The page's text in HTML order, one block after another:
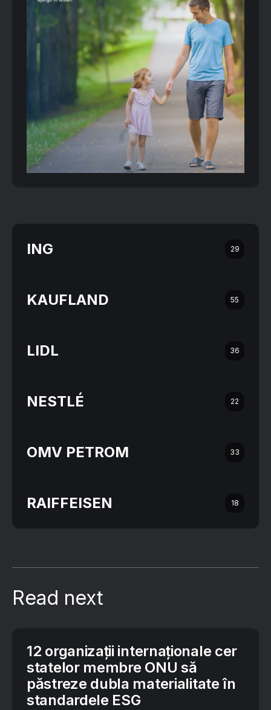
ING 29
KAUFLAND 55
LIDL 36
NESTLÉ 22
OMV PETROM 33
RAIFFEISEN 18
Read next
12 organizații internaționale cer
statelor membre ONU să
păstreze dubla materialitate în
standardele ESG